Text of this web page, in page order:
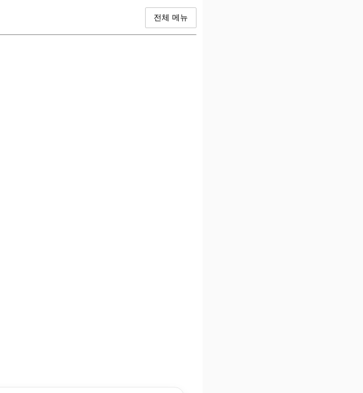
전체 메뉴